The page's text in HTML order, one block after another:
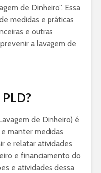
de Dinheiro”. Essa
medidas e práticas
e outras
a lavagem de
de Dinheiro) é
manter medidas
e relatar atividades
e financiamento do
e atividades dessa